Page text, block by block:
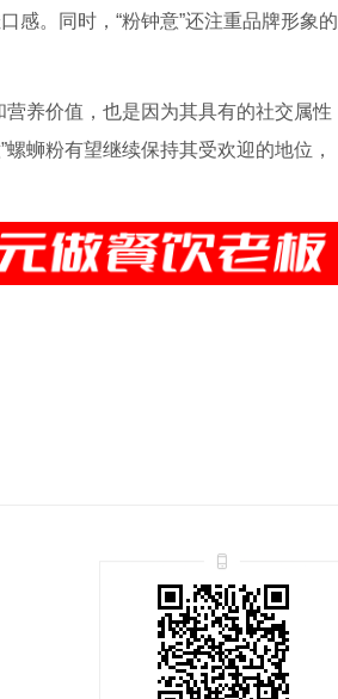
感。同时，“粉钟意”还注重品牌形象的
养价值，也是因为其具有的社交属性
蛳粉有望继续保持其受欢迎的地位，